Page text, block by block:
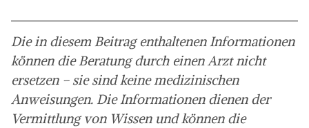
Die in diesem Beitrag enthaltenen Informationen
können die Beratung durch einen Arzt nicht
ersetzen – sie sind keine medizinischen
Anweisungen. Die Informationen dienen der
Vermittlung von Wissen und können die